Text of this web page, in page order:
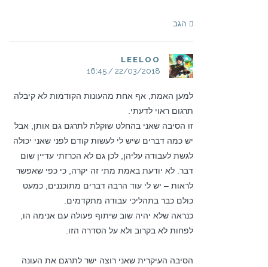
הגב
LEELOO
22/03/2018 / 16:45
למען האמת, אף אחת מהעונות הקודמות לא קיבלה
תרגום ראוי לדעתי.
זו הסיבה שאני בהחלט שוקלת לתרגם גם אותן, אבל
יש כמה דברים שיש לי לעשות קודם לפני שאני יכולה
לגשת לעבודה עליהן, לכן גם לא הכרזתי עדיין שום
דבר. לא יודעת באמת מתי זה יקרה, כי כפי שאפשר
לראות – יש לי עוד הרבה דברים מתוכננים, כמעט
כולם כבר בתהליכי עבודה מתקדמים.
כנראה שלא יהיה שוב שיתוף פעולה עם אנימה הו,
לפחות לא בקרוב ולא על הסדרה הזו.
הסיבה העיקרית שאני רוצה ישר לתרגם את העונה